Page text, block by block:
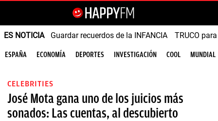
ES NOTICIA Guardar recuerdos de la INFANCIA TRUCO
ESPAÑA ECONOMÍA DEPORTES INVESTIGACIÓN COOL MUNDIAL
CELEBRITIES
José Mota gana uno de los juicios más
sonados: Las cuentas, al descubierto